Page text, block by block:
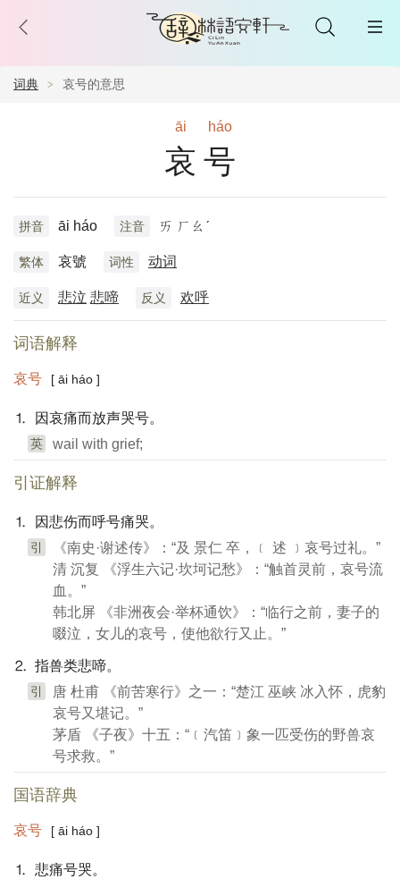
词典 哀号的意思
āi háo
哀号
拼音 āi háo 注音 ㄞ ㄏㄠˊ
繁体 哀號 词性 动词
近义 悲泣 悲啼 反义 欢呼
词语解释
哀号 [ āi háo ]
⒈ 因哀痛而放声哭号。
英 wail with grief;
引证解释
⒈ 因悲伤而呼号痛哭。
引
《南史·谢述传》：“及 景仁 卒，﹝ 述 ﹞哀号过礼。”
清 沉复 《浮生六记·坎坷记愁》：“触首灵前，哀号流
血。”
韩北屏 《非洲夜会·举杯通饮》：“临行之前，妻子的
啜泣，女儿的哀号，使他欲行又止。”
⒉ 指兽类悲啼。
引
唐 杜甫 《前苦寒行》之一：“楚江 巫峡 冰入怀，虎豹
哀号又堪记。”
茅盾 《子夜》十五：“﹝汽笛﹞象一匹受伤的野兽哀
号求救。”
国语辞典
哀号 [ āi háo ]
⒈ 悲痛号哭。